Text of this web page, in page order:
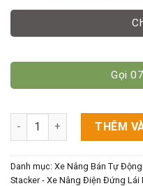
Gọi
Xe Nâng Trợ Lực Dùng
THÊM
Danh mục: Xe Nâng Bán Tự
Stacker - Xe Nâng Điện Đứng Lái